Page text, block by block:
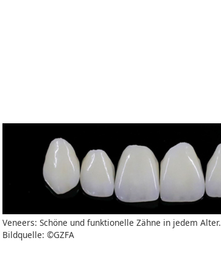
Veneers: Schöne und funktionelle Zähne in jedem Alter.
Bildquelle: ©GZFA